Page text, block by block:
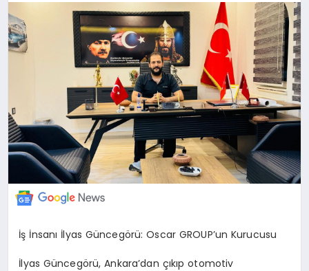
İş İnsanı İlyas Güncegörü: Oscar GROUP’un Kurucusu
İlyas Güncegörü, Ankara’dan çıkıp otomotiv